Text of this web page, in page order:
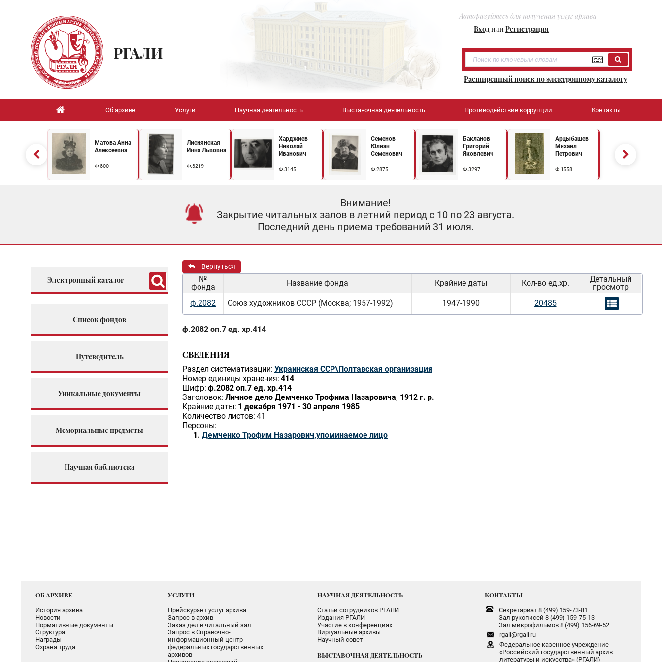
Авторизуйтесь для получения услуг архива
ВходилиРегистрация
РГАЛИ
Расширенный поиск по электронному каталогу
Об архиве Услуги Научная деятельность Выставочная деятельность Противодействие коррупции Контакты
Матова Анна
Алексеевна
Ф.800
Лиснянская
Инна Львовна
Ф.3219
Харджиев
Николай
Иванович
Ф.3145
Семенов
Юлиан
Семенович
Ф.2875
Бакланов
Григорий
Яковлевич
Ф.3297
Арцыбашев
Михаил
Петрович
Ф.1558
Внимание!
Закрытие читальных залов в летний период с 10 по 23 августа.
Последний день приема требований 31 июля.
Электронный каталог
Список фондов
Путеводитель
Уникальные документы
Мемориальные предметы
Научная библиотека
Вернуться
№
фонда
Название фонда Крайние даты Кол-во ед.хр.
Детальный
просмотр
ф.2082
Союз художников СССР (Москва; 1957-1992) 1947-1990 20485
ф.2082 оп.7 ед. хр.414
СВЕДЕНИЯ
Раздел систематизации: Украинская ССР\Полтавская организация
Номер единицы хранения: 414
Шифр: ф.2082 оп.7 ед. хр.414
Заголовок: Личное дело Демченко Трофима Назаровича, 1912 г. р.
Крайние даты: 1 декабря 1971 - 30 апреля 1985
Количество листов: 41
Персоны:
Демченко Трофим Назарович,упоминаемое лицо
ОБ АРХИВЕ
История архива
Новости
Нормативные документы
Структура
Награды
Охрана труда
УСЛУГИ
Прейскурант услуг архива
Запрос в архив
Заказ дел в читальный зал
Запрос в Справочно-
информационный центр
федеральных государственных
архивов
НАУЧНАЯ ДЕЯТЕЛЬНОСТЬ
Статьи сотрудников РГАЛИ
Издания РГАЛИ
Участие в конференциях
Виртуальные архивы
Научный совет
ВЫСТАВОЧНАЯ ДЕЯТЕЛЬНОСТЬ
КОНТАКТЫ
Секретариат 8 (499) 159-73-81
Зал рукописей 8 (499) 159-75-13
Зал микрофильмов 8 (499) 156-69-52
rgali@rgali.ru
Федеральное казенное учреждение
«Российский государственный архив
литературы и искусства» (РГАЛИ)